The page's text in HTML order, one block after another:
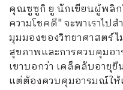
คุณซูซูกิ ยู นักเขียนผู้พลิก
ความโชคดี" จะพาเราไป
มุมมองของวิทยาศาสตร์
สุขภาพและการควบคุมอ
เขาบอกว่า เคล็ดลับอายุ
แต่ต้องควบคุมอารมณ์ให้เ